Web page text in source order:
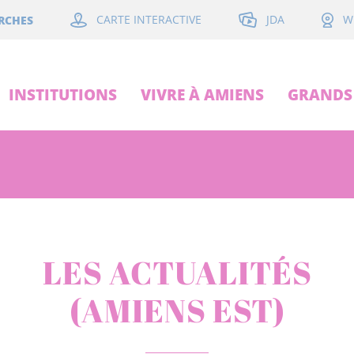
CARTE INTERACTIVE JDA
INSTITUTIONS VIVRE À AMIENS
LES ACTUALITÉS
(AMIENS EST)